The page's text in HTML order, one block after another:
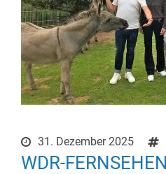
31. Dezember 2025
WDR-